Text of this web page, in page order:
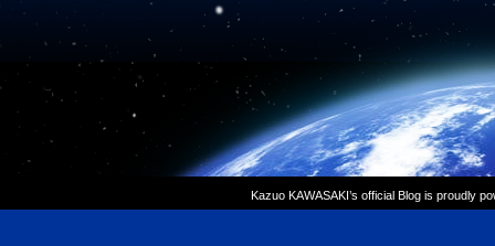
Kazuo KAWASAKI’s official Blog is proudly